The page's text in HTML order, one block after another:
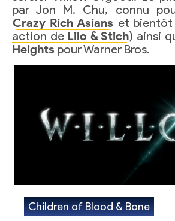
par Jon M. Chu, connu
Crazy Rich Asians et bientôt
action de Lilo & Stich) ainsi
Heights pour Warner Bros.
Children of Blood & Bone